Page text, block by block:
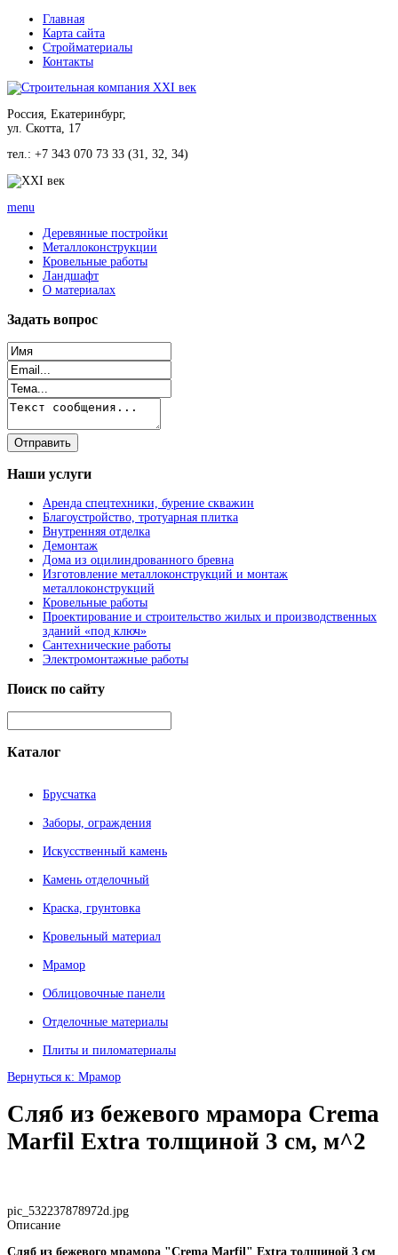
Главная
Карта сайта
Стройматериалы
Контакты
Россия, Екатеринбург,
ул. Скотта, 17
тел.: +7 343 070 73 33 (31, 32, 34)
menu
Деревянные постройки
Металлоконструкции
Кровельные работы
Ландшафт
О материалах
Задать вопрос
Наши услуги
Аренда спецтехники, бурение скважин
Благоустройство, тротуарная плитка
Внутренняя отделка
Демонтаж
Дома из оцилиндрованного бревна
Изготовление металлоконструкций и монтаж
металлоконструкций
Кровельные работы
Проектирование и строительство жилых и производственных
зданий «под ключ»
Сантехнические работы
Электромонтажные работы
Поиск по сайту
Каталог
Брусчатка
Заборы, ограждения
Искусственный камень
Камень отделочный
Краска, грунтовка
Кровельный материал
Мрамор
Облицовочные панели
Отделочные материалы
Плиты и пиломатериалы
Вернуться к: Мрамор
Сляб из бежевого мрамора Crema
Marfil Extra толщиной 3 см, м^2
pic_532237878972d.jpg
Описание
Сляб из бежевого мрамора "Crema Marfil" Extra толщиной 3 см.